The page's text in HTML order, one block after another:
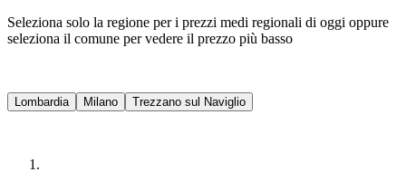
Seleziona solo la regione per i prezzi medi regionali di oggi oppure
seleziona il comune per vedere il prezzo più basso
Lombardia Milano Trezzano sul Naviglio